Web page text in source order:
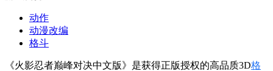
动作
动漫改编
格斗
《火影忍者巅峰对决中文版》是获得正版授权的高品质3D格